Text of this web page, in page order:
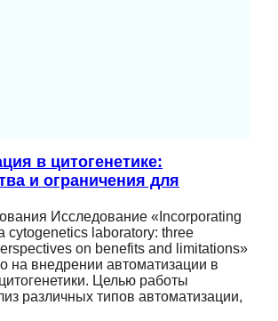
в цитогенетике:
и ограничения для
Исследование «Incorporating
cytogenetics laboratory: three
on benefits and limitations»
на внедрении автоматизации в
Целью работы
различных типов автоматизации,